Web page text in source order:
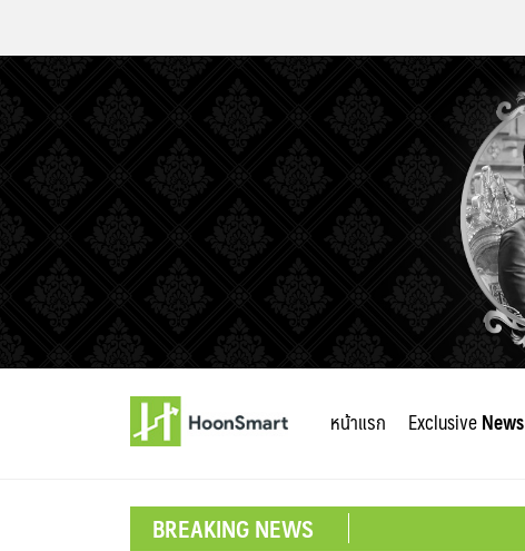
หน้าแรก ExclusiveNews
BREAKING NEWS